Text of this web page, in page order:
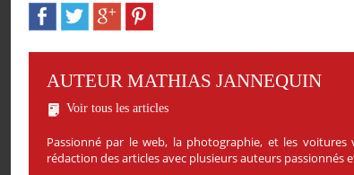
AUTEUR MATHIAS JANNEQUIN
Voir tous les articles
Passionné par le web, la photographie, et les
rédaction des articles avec plusieurs auteurs